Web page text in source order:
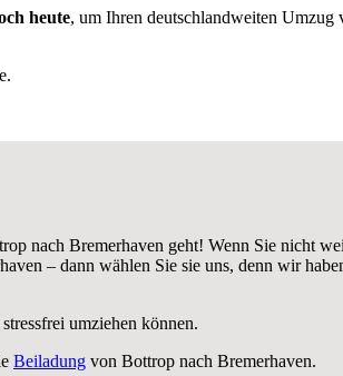
heute, um Ihren deutschlandweiten Umzug
nach Bremerhaven geht! Wenn Sie nicht
– dann wählen Sie sie uns, denn wir
umziehen können.
Beiladung von Bottrop nach Bremerhaven.